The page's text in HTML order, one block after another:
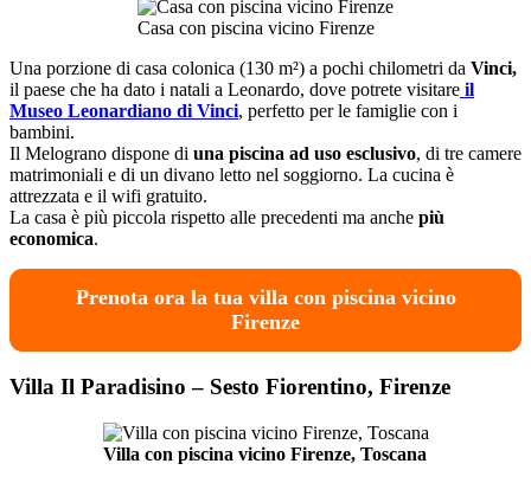
Casa con piscina vicino Firenze
Una porzione di casa colonica (130 m²) a pochi chilometri da Vinci,
il paese che ha dato i natali a Leonardo, dove potrete visitare il
Museo Leonardiano di Vinci, perfetto per le famiglie con i
bambini.
Il Melograno dispone di una piscina ad uso esclusivo, di tre camere
matrimoniali e di un divano letto nel soggiorno. La cucina è
attrezzata e il wifi gratuito.
La casa è più piccola rispetto alle precedenti ma anche più
economica.
Prenota ora la tua villa con piscina vicino
Firenze
Villa Il Paradisino – Sesto Fiorentino, Firenze
Villa con piscina vicino Firenze, Toscana